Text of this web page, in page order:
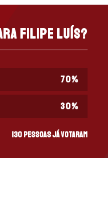
Filipe Luís?
70%
30%
130 pessoas já votaram